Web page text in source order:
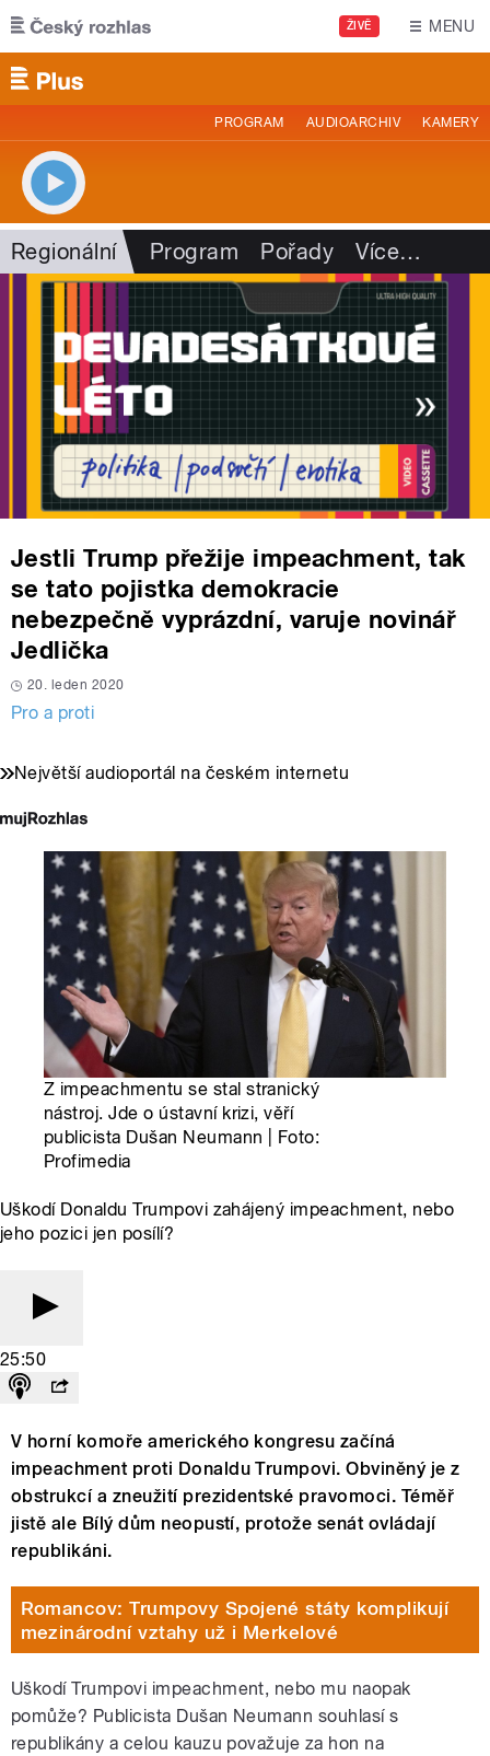
Přejít k hlavnímu obsahu
ŽIVĚ MENU
PROGRAM AUDIOARCHIV KAMERY
Regionální Program Pořady Více…
Jestli Trump přežije impeachment, tak
se tato pojistka demokracie
nebezpečně vyprázdní, varuje novinář
Jedlička
20. leden 2020
Pro a proti
Největší audioportál na českém internetu
Z impeachmentu se stal stranický
nástroj. Jde o ústavní krizi, věří
publicista Dušan Neumann | Foto:
Profimedia
Uškodí Donaldu Trumpovi zahájený impeachment, nebo
jeho pozici jen posílí?
25:50
V horní komoře amerického kongresu začíná
impeachment proti Donaldu Trumpovi. Obviněný je z
obstrukcí a zneužití prezidentské pravomoci. Téměř
jistě ale Bílý dům neopustí, protože senát ovládají
republikáni.
Romancov: Trumpovy Spojené státy komplikují
mezinárodní vztahy už i Merkelové
Uškodí Trumpovi impeachment, nebo mu naopak
pomůže? Publicista Dušan Neumann souhlasí s
republikány a celou kauzu považuje za hon na